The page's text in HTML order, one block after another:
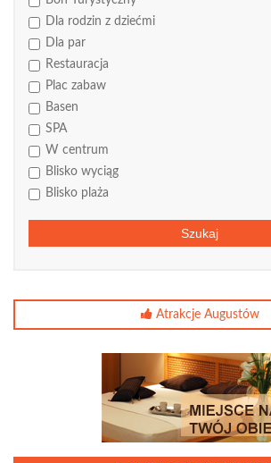
Dla rodzin z dziećmi
Dla par
Restauracja
Plac zabaw
Basen
SPA
W centrum
Blisko wyciąg
Blisko plaża
Szukaj
Atrakcje Augustów